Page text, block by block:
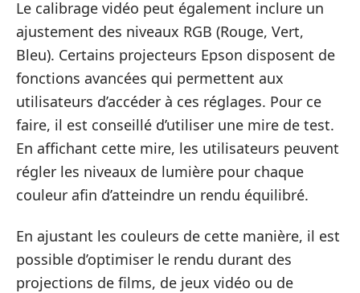
Le calibrage vidéo peut également inclure un
ajustement des niveaux RGB (Rouge, Vert,
Bleu). Certains projecteurs Epson disposent de
fonctions avancées qui permettent aux
utilisateurs d’accéder à ces réglages. Pour ce
faire, il est conseillé d’utiliser une mire de test.
En affichant cette mire, les utilisateurs peuvent
régler les niveaux de lumière pour chaque
couleur afin d’atteindre un rendu équilibré.
En ajustant les couleurs de cette manière, il est
possible d’optimiser le rendu durant des
projections de films, de jeux vidéo ou de